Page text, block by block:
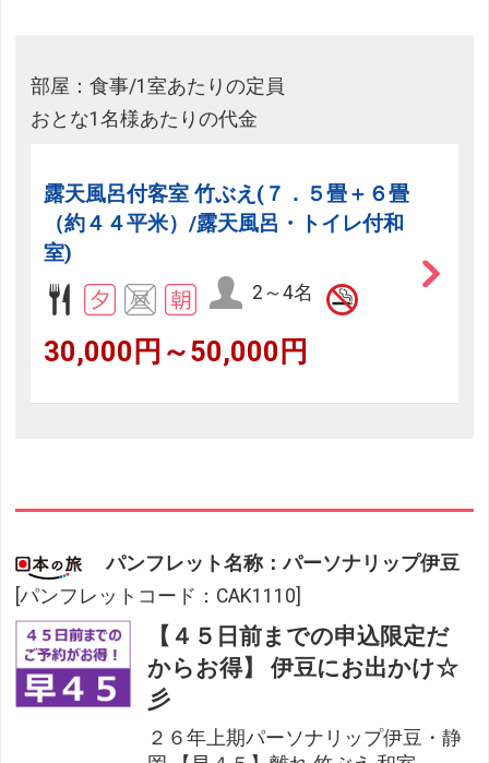
部屋：食事/1室あたりの定員
おとな1名様あたりの代金
露天風呂付客室 竹ぶえ(７．５畳＋６畳
（約４４平米）/露天風呂・トイレ付和
室)
2～4名
30,000円～50,000円
パンフレット名称：パーソナリップ伊豆
[パンフレットコード：CAK1110]
【４５日前までの申込限定だ
からお得】 伊豆にお出かけ☆
彡
２６年上期パーソナリップ伊豆・静